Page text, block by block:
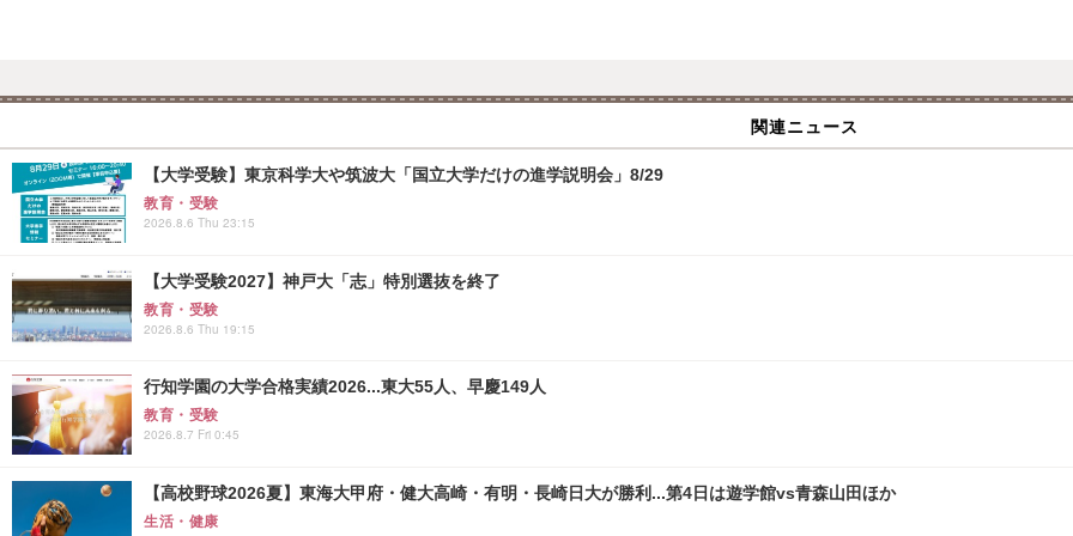
関連ニュース
【大学受験】東京科学大や筑波大「国立大学だけの進学説明会」8/29
教育・受験
2026.8.6 Thu 23:15
【大学受験2027】神戸大「志」特別選抜を終了
教育・受験
2026.8.6 Thu 19:15
行知学園の大学合格実績2026...東大55人、早慶149人
教育・受験
2026.8.7 Fri 0:45
【高校野球2026夏】東海大甲府・健大高崎・有明・長崎日大が勝利...第4日は遊学館vs青森山田ほか
生活・健康